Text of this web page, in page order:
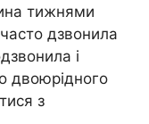
тижнями
дзвонила
і
двоюрідного
з